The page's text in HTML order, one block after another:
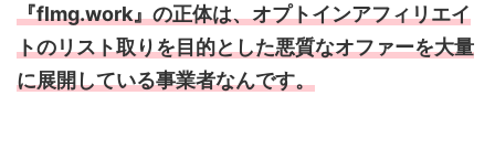
『flmg.work』の正体は、オプトインアフィリエイ
トのリスト取りを目的とした悪質なオファーを大量
に展開している事業者なんです。